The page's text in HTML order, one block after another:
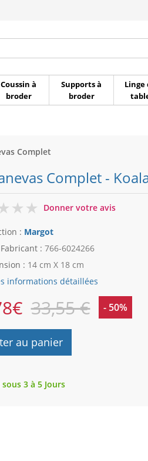
Coussin à
broder
Supports à
broder
Linge
Complet
Complet -
0
Donner votre avis
: Margot
: 766-6024266
: 14 cm X 18 cm
informations détaillées
€ 33,55 € - 50%
au panier
3 à 5 Jours